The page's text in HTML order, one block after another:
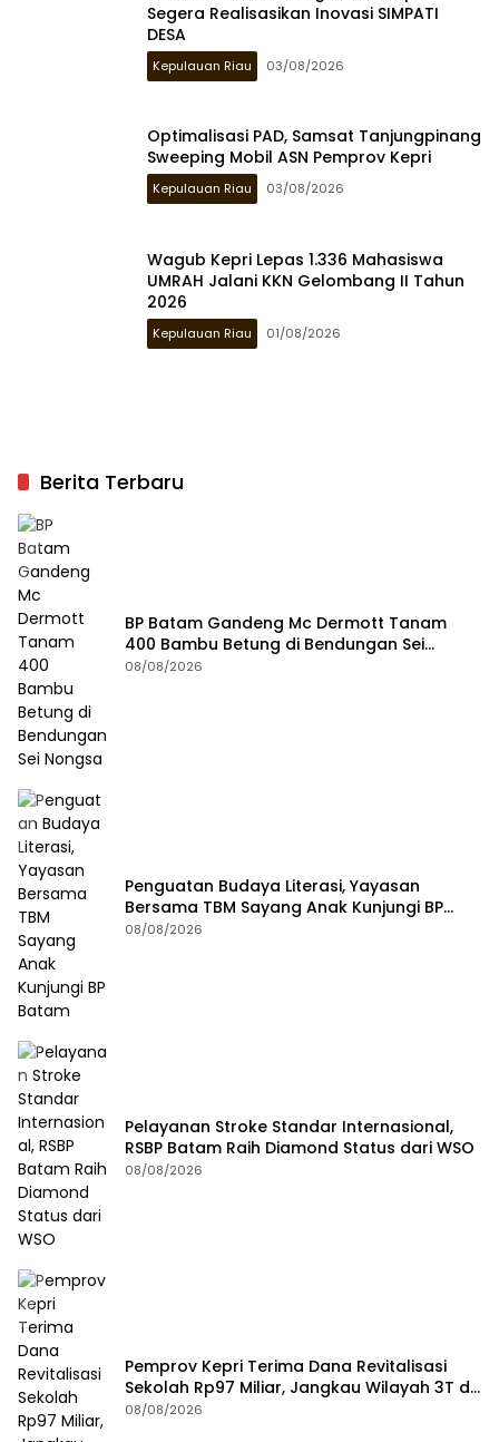
Segera Realisasikan Inovasi SIMPATI
DESA
Kepulauan Riau 03/08/2026
Optimalisasi PAD, Samsat Tanjungpinang
Sweeping Mobil ASN Pemprov Kepri
Kepulauan Riau 03/08/2026
Wagub Kepri Lepas 1.336 Mahasiswa
UMRAH Jalani KKN Gelombang II Tahun
2026
Kepulauan Riau 01/08/2026
Berita Terbaru
BP Batam Gandeng Mc Dermott Tanam
400 Bambu Betung di Bendungan Sei
Nongsa
08/08/2026
Penguatan Budaya Literasi, Yayasan
Bersama TBM Sayang Anak Kunjungi BP
Batam
08/08/2026
Pelayanan Stroke Standar Internasional,
RSBP Batam Raih Diamond Status dari WSO
08/08/2026
Pemprov Kepri Terima Dana Revitalisasi
Sekolah Rp97 Miliar, Jangkau Wilayah 3T di
Kepri
08/08/2026